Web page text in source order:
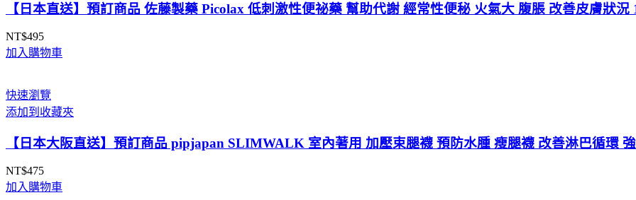
【日本直送】預訂商品 佐藤製藥 Picolax 低刺激性便祕藥 幫助代謝 經常性便秘 火氣大 腹脹 改善皮膚狀
NT$495
加入購物車
快速瀏覽
添加到收藏夾
【日本大阪直送】預訂商品 pipjapan SLIMWALK 室內著用 加壓束腿襪 預防水腫 瘦腿襪 改善淋巴循環
NT$475
加入購物車